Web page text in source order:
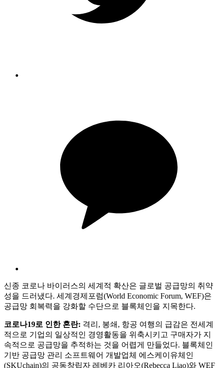
신종 코로나 바이러스의 세계적 확산은 글로벌 공급망의 취약
성을 드러냈다. 세계경제포럼(World Economic Forum, WEF)은
공급망 회복력을 강화할 수단으로 블록체인을 지목한다.
코로나19로 인한 혼란: 격리, 봉쇄, 항공 여행의 급감은 전세계
적으로 기업의 일상적인 경영활동을 위축시키고 구매자가 지
속적으로 공급망을 추적하는 것을 어렵게 만들었다. 블록체인
기반 공급망 관리 소프트웨어 개발업체 에스케이유체인
(SKUchain)의 공동창립자 레베카 리아오(Rebecca Liao)와 WEF